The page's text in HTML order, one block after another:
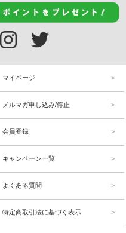
マイページ
メルマガ申し込み/停止
会員登録
キャンペーン一覧
よくある質問
特定商取引法に基づく表示